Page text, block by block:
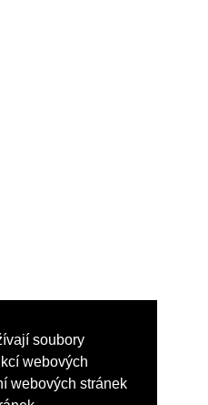
soubory
webových
webových stránek